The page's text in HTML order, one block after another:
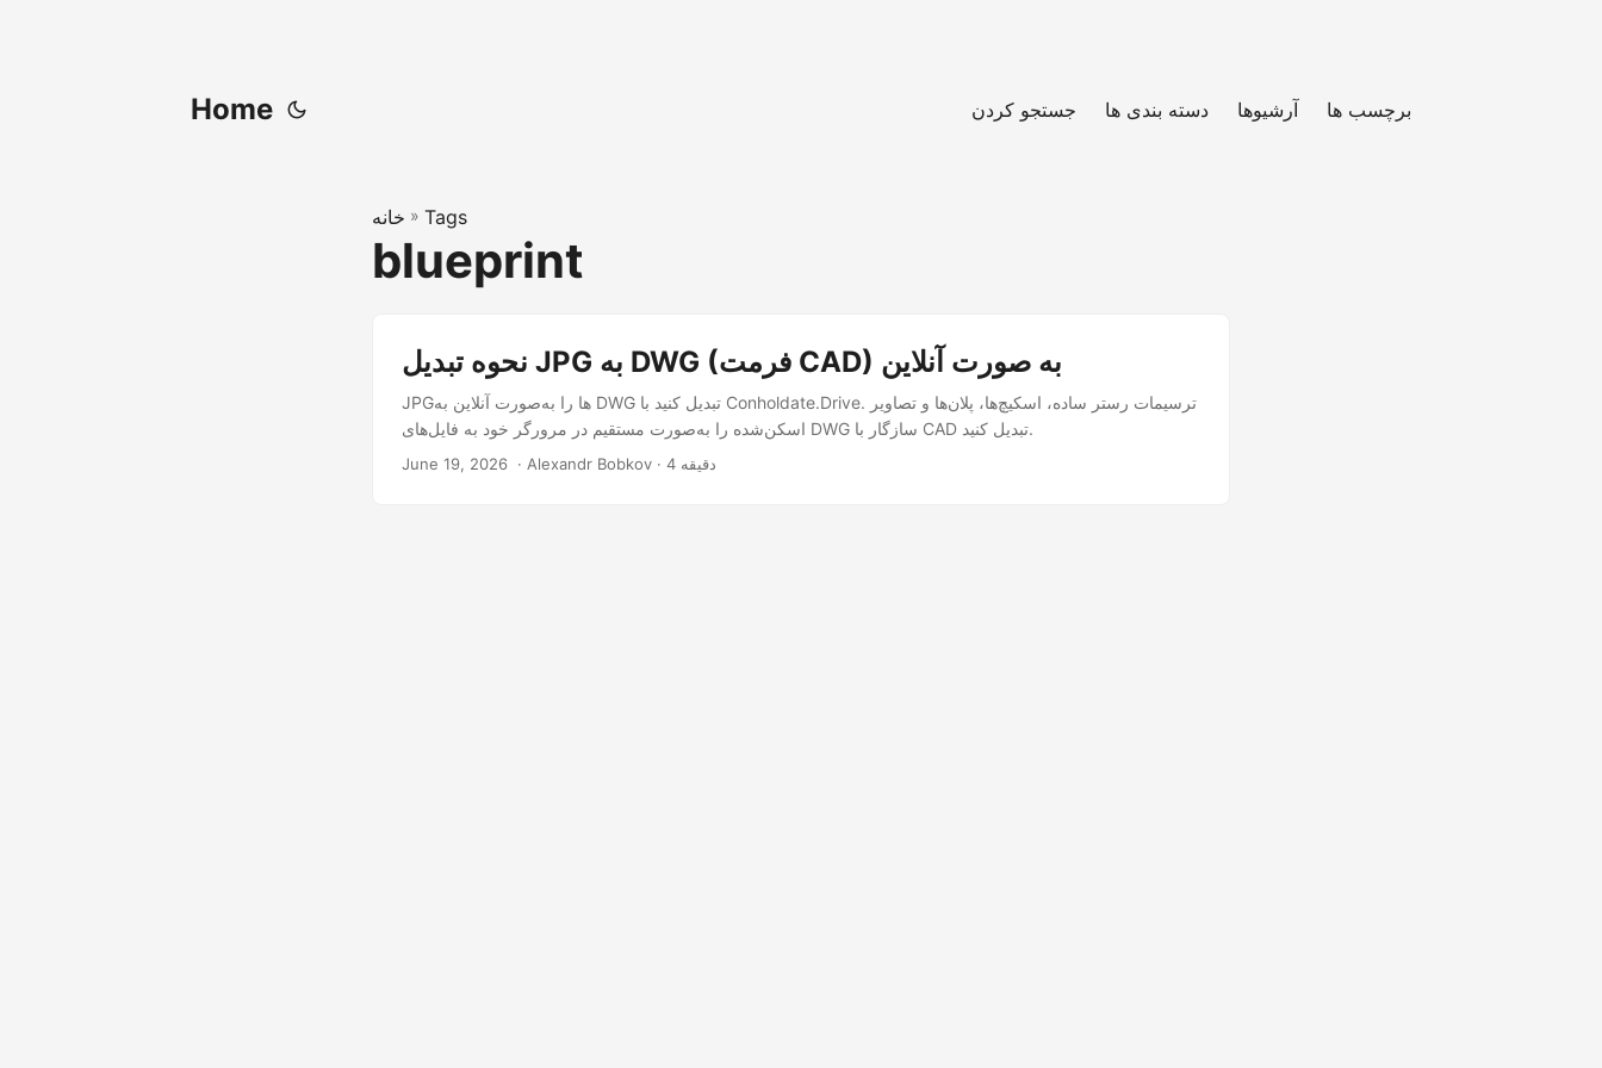
Home جستجو کردن دسته بندی ها آرشیوها برچسب ها
خانه » Tags
blueprint
نحوه تبدیل JPG به DWG (فرمت CAD) به صورت آنلاین
JPGها را به‌صورت آنلاین به DWG تبدیل کنید با Conholdate.Drive. ترسیمات رستر ساده، اسکیچ‌ها، پلان‌ها و تصاویر
اسکن‌شده را به‌صورت مستقیم در مرورگر خود به فایل‌های DWG سازگار با CAD تبدیل کنید.
June 19, 2026 ‎ · Alexandr Bobkov · 4 دقیقه